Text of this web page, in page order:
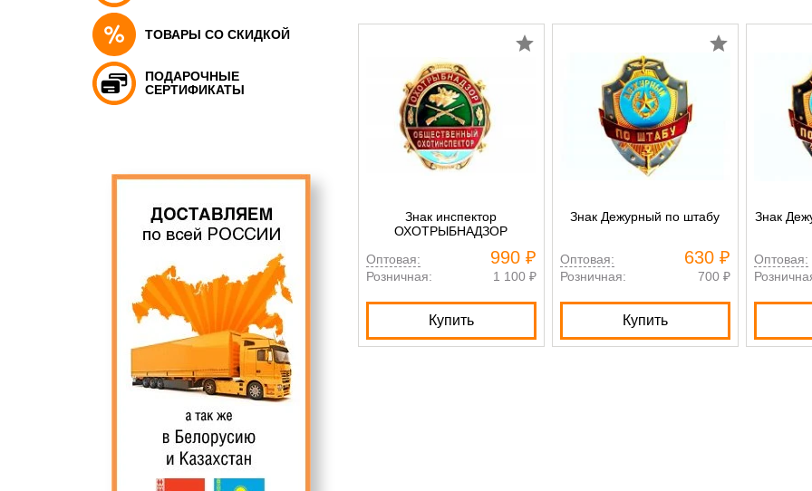
ТОВАРЫ СО СКИДКОЙ
ПОДАРОЧНЫЕ
СЕРТИФИКАТЫ
Знак инспектор
ОХОТРЫБНАДЗОР
Оптовая:
990 ₽
Розничная: 1 100 ₽
Купить
Знак Дежурный по штабу
Оптовая: 630 ₽
Розничная: 700 ₽
Купить
Знак
Оптовая: